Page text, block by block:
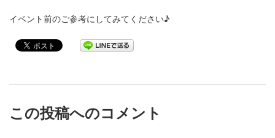
イベント前のご参考にしてみてください♪
この投稿へのコメント